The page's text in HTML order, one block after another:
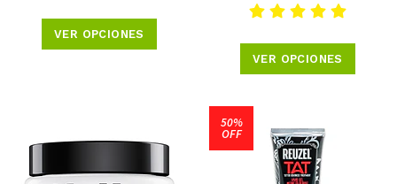
VER OPCIONES
VER OPCIONES
50%
OFF